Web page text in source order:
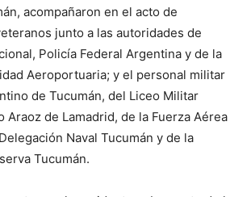
acompañaron en el acto de
junto a las autoridades de
Policía Federal Argentina y de la
Aeroportuaria; y el personal militar
de Tucumán, del Liceo Militar
Araoz de Lamadrid, de la Fuerza Aérea
Naval Tucumán y de la
Tucumán.